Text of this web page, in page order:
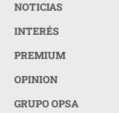
NOTICIAS
INTERÉS
PREMIUM
OPINION
GRUPO OPSA